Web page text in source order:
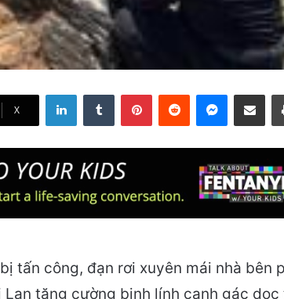
X
LinkedInTumblr PinterestReddit Messenger
Share via
tấn công, đạn rơi xuyên mái nhà bên
Lan tăng cường binh lính canh gác dọc